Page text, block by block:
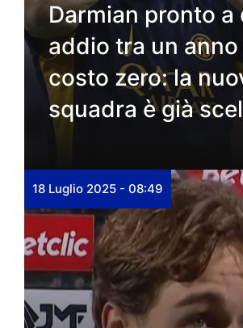
Darmian pronto a
addio tra un anno
costo zero: la
squadra è già
18 Luglio 2025 - 08:49